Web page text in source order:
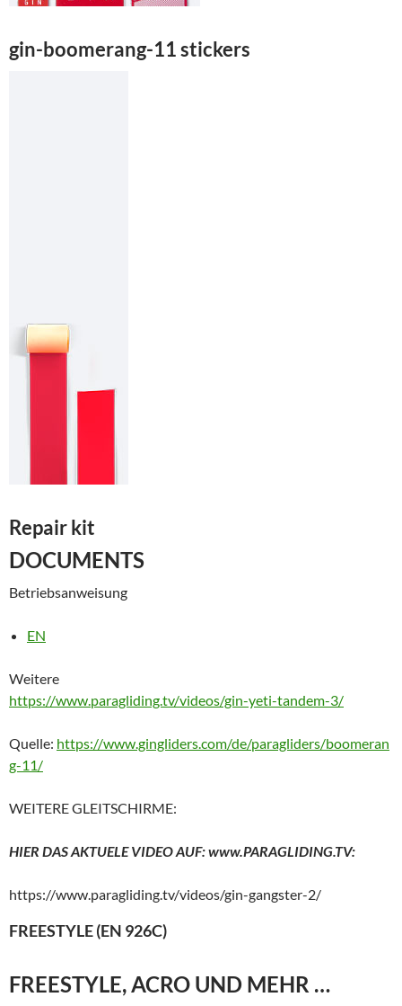
gin-boomerang-11 stickers
Repair kit
DOCUMENTS
Betriebsanweisung
EN
Weitere
https://www.paragliding.tv/videos/gin-yeti-tandem-3/
Quelle: https://www.gingliders.com/de/paragliders/boomeran
g-11/
WEITERE GLEITSCHIRME:
HIER DAS AKTUELE VIDEO AUF: www.PARAGLIDING.TV:
https://www.paragliding.tv/videos/gin-gangster-2/
FREESTYLE (EN 926C)
FREESTYLE, ACRO UND MEHR …